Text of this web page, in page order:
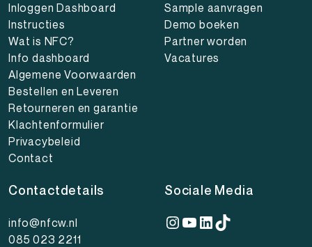
Inloggen Dashboard
Instructies
Wat is NFC?
Info dashboard
Algemene Voorwaarden
Bestellen en Leveren
Retourneren en garantie
Klachtenformulier
Privacybeleid
Contact
Sample aanvragen
Demo boeken
Partner worden
Vacatures
Contactdetails
info@nfcw.nl
085 023 2211
Sociale Media
Instagram
YouTube
LinkedIn
TikTok